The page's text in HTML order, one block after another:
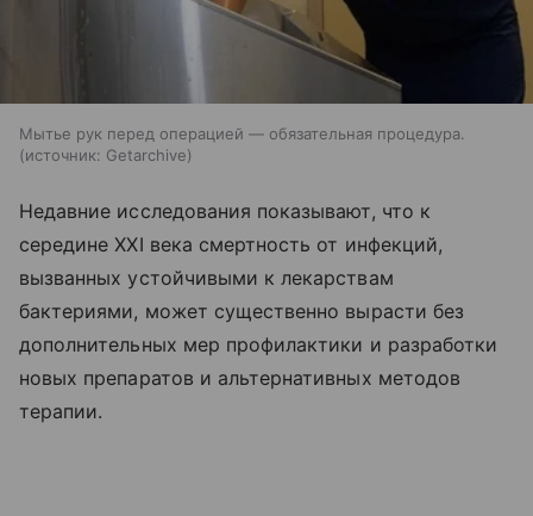
Мытье рук перед операцией — обязательная процедура.
источник: Getarchive
Недавние исследования показывают, что к
середине XXI века смертность от инфекций,
вызванных устойчивыми к лекарствам
бактериями, может существенно вырасти без
дополнительных мер профилактики и разработки
новых препаратов и альтернативных методов
терапии.